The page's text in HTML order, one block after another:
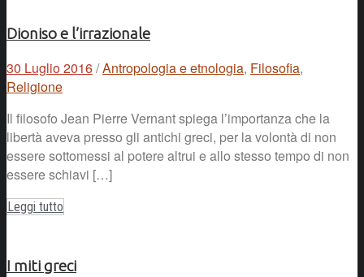
Dioniso e l’irrazionale
30 Luglio 2016/Antropologia e etnologia, Filosofia,
Religione
Il filosofo Jean Pierre Vernant spiega l’importanza che la
libertà aveva presso gli antichi greci, per la volontà di non
essere sottomessi al potere altrui e allo stesso tempo di non
essere schiavi […]
Leggi tutto
I miti greci